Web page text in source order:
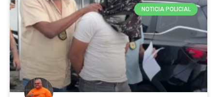
NOTICIA POLICIAL